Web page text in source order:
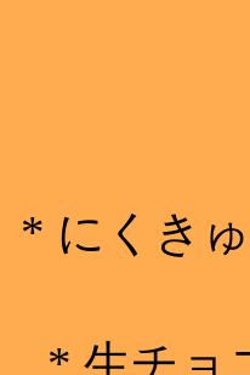
* にくき
* 生チョ